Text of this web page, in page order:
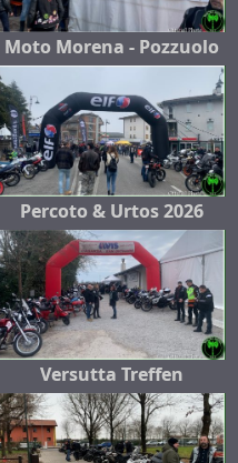
Moto Morena - Pozzuolo
Percoto & Urtos 2026
Versutta Treffen